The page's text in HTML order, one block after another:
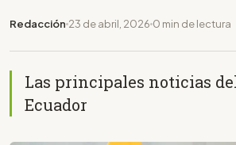
Redacción 23 de abril, 2026 0 min de lectura
Las principales noticias
Ecuador